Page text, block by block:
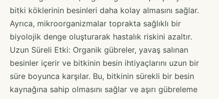
bitki köklerinin besinleri daha kolay almasını sağlar.
Ayrıca, mikroorganizmalar toprakta sağlıklı bir
biyolojik denge oluşturarak hastalık riskini azaltır.
Uzun Süreli Etki: Organik gübreler, yavaş salınan
besinler içerir ve bitkinin besin ihtiyaçlarını uzun bir
süre boyunca karşılar. Bu, bitkinin sürekli bir besin
kaynağına sahip olmasını sağlar ve aşırı gübreleme